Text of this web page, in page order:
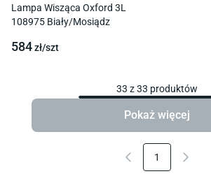
Lampa Wisząca Oxford 3L
108975 Biały/Mosiądz
584zł/szt
33 z33 produktów
Pokaż więcej
1